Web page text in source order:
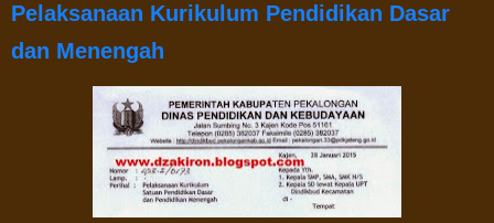
Pelaksanaan Kurikulum Pendidikan Dasar
dan Menengah